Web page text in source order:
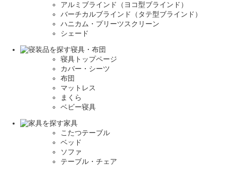
アルミブラインド（ヨコ型ブラインド）
バーチカルブラインド（タテ型ブラインド）
ハニカム・プリーツスクリーン
シェード
寝具・布団
寝具トップページ
カバー・シーツ
布団
マットレス
まくら
ベビー寝具
家具
こたつテーブル
ベッド
ソファ
テーブル・チェア